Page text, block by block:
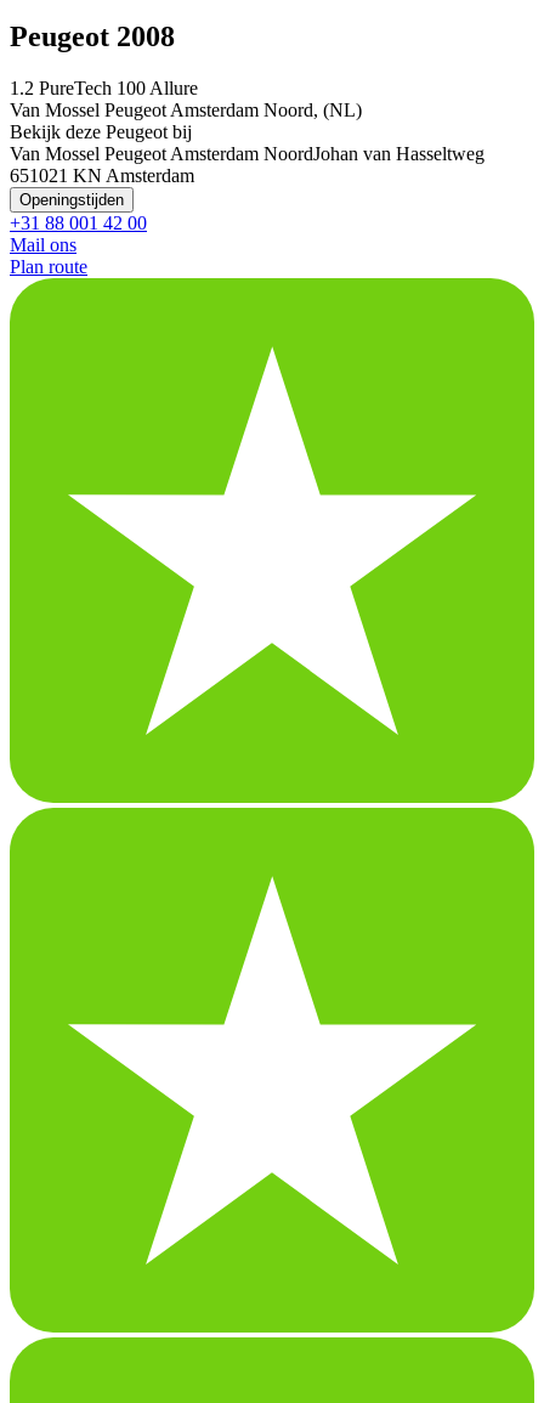
Peugeot 2008
1.2 PureTech 100 Allure
Van Mossel Peugeot Amsterdam Noord, (NL)
Bekijk deze Peugeot bij
Van Mossel Peugeot Amsterdam NoordJohan van Hasseltweg
651021 KN Amsterdam
Openingstijden
+31 88 001 42 00
Mail ons
Plan route